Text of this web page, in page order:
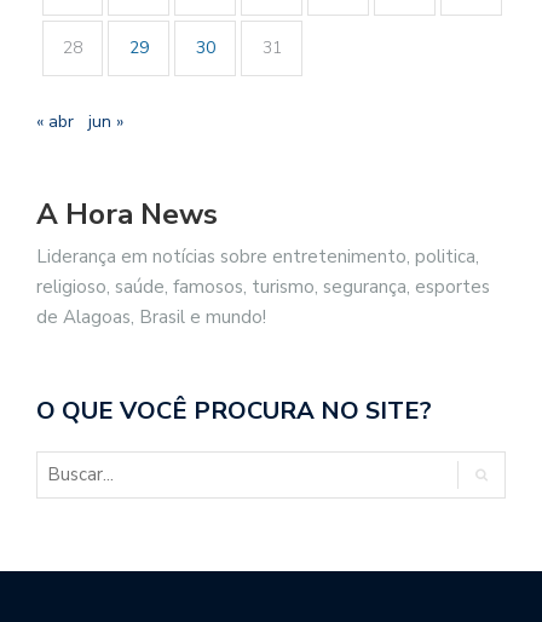
28 29 30 31
« abr jun »
A Hora News
Liderança em notícias sobre entretenimento, politica,
religioso, saúde, famosos, turismo, segurança, esportes
de Alagoas, Brasil e mundo!
O QUE VOCÊ PROCURA NO SITE?